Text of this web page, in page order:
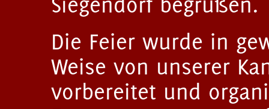
Die Feier wurde in
Weise von unserer
vorbereitet und